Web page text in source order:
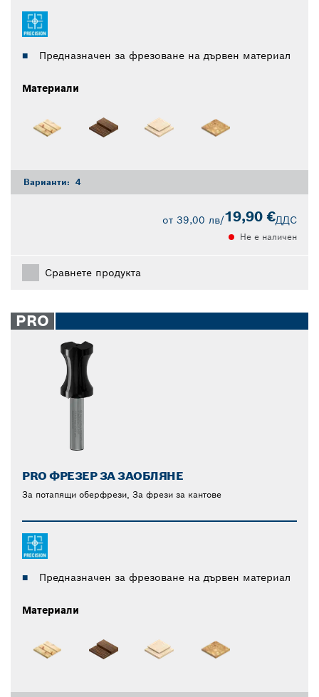
Предназначен за фрезоване на дървен материал
Материали
Варианти: 4
от 39,00 лв/19,90 €ДДС
Не е наличен
Сравнете продукта
PRO
PRO ФРЕЗЕР ЗА ЗАОБЛЯНЕ
За потапящи оберфрези, За фрези за кантове
Предназначен за фрезоване на дървен материал
Материали